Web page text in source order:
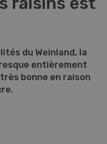
du Weinland, la
entièrement
bonne en raison